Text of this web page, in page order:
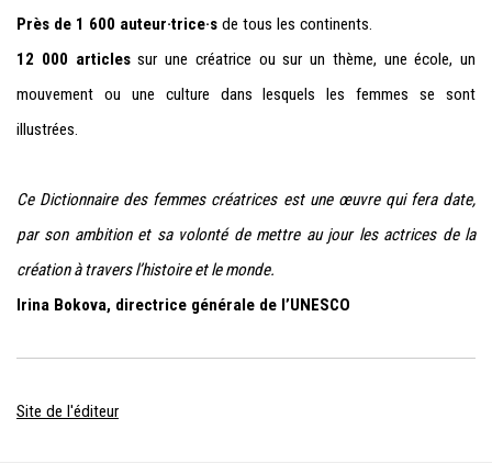
Près de 1 600 auteur·trice·s de tous les continents.
12 000 articlessur une créatrice ou sur un thème, une école, un
mouvement ou une culture dans lesquels les femmes se sont
illustrées.
Ce Dictionnaire des femmes créatrices est une œuvre qui fera date,
par son ambition et sa volonté de mettre au jour les actrices de la
création à travers l’histoire et le monde.
Irina Bokova, directrice générale de l’UNESCO
Site de l'éditeur